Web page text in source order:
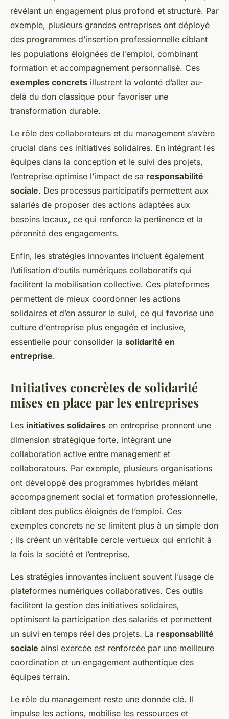
révélant un engagement plus profond et structuré. Par
exemple, plusieurs grandes entreprises ont déployé
des programmes d’insertion professionnelle ciblant
les populations éloignées de l’emploi, combinant
formation et accompagnement personnalisé. Ces
exemples concrets illustrent la volonté d’aller au-
delà du don classique pour favoriser une
transformation durable.
Le rôle des collaborateurs et du management s’avère
crucial dans ces initiatives solidaires. En intégrant les
équipes dans la conception et le suivi des projets,
l’entreprise optimise l’impact de sa responsabilité
sociale. Des processus participatifs permettent aux
salariés de proposer des actions adaptées aux
besoins locaux, ce qui renforce la pertinence et la
pérennité des engagements.
Enfin, les stratégies innovantes incluent également
l’utilisation d’outils numériques collaboratifs qui
facilitent la mobilisation collective. Ces plateformes
permettent de mieux coordonner les actions
solidaires et d’en assurer le suivi, ce qui favorise une
culture d’entreprise plus engagée et inclusive,
essentielle pour consolider la solidarité en
entreprise.
Initiatives concrètes de solidarité
mises en place par les entreprises
Les initiatives solidaires en entreprise prennent une
dimension stratégique forte, intégrant une
collaboration active entre management et
collaborateurs. Par exemple, plusieurs organisations
ont développé des programmes hybrides mêlant
accompagnement social et formation professionnelle,
ciblant des publics éloignés de l’emploi. Ces
exemples concrets ne se limitent plus à un simple don
; ils créent un véritable cercle vertueux qui enrichit à
la fois la société et l’entreprise.
Les stratégies innovantes incluent souvent l’usage de
plateformes numériques collaboratives. Ces outils
facilitent la gestion des initiatives solidaires,
optimisent la participation des salariés et permettent
un suivi en temps réel des projets. La responsabilité
sociale ainsi exercée est renforcée par une meilleure
coordination et un engagement authentique des
équipes terrain.
Le rôle du management reste une donnée clé. Il
impulse les actions, mobilise les ressources et